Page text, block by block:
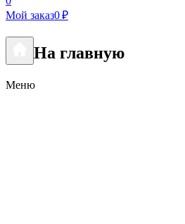
Мой заказ0 ₽
На главную
Меню